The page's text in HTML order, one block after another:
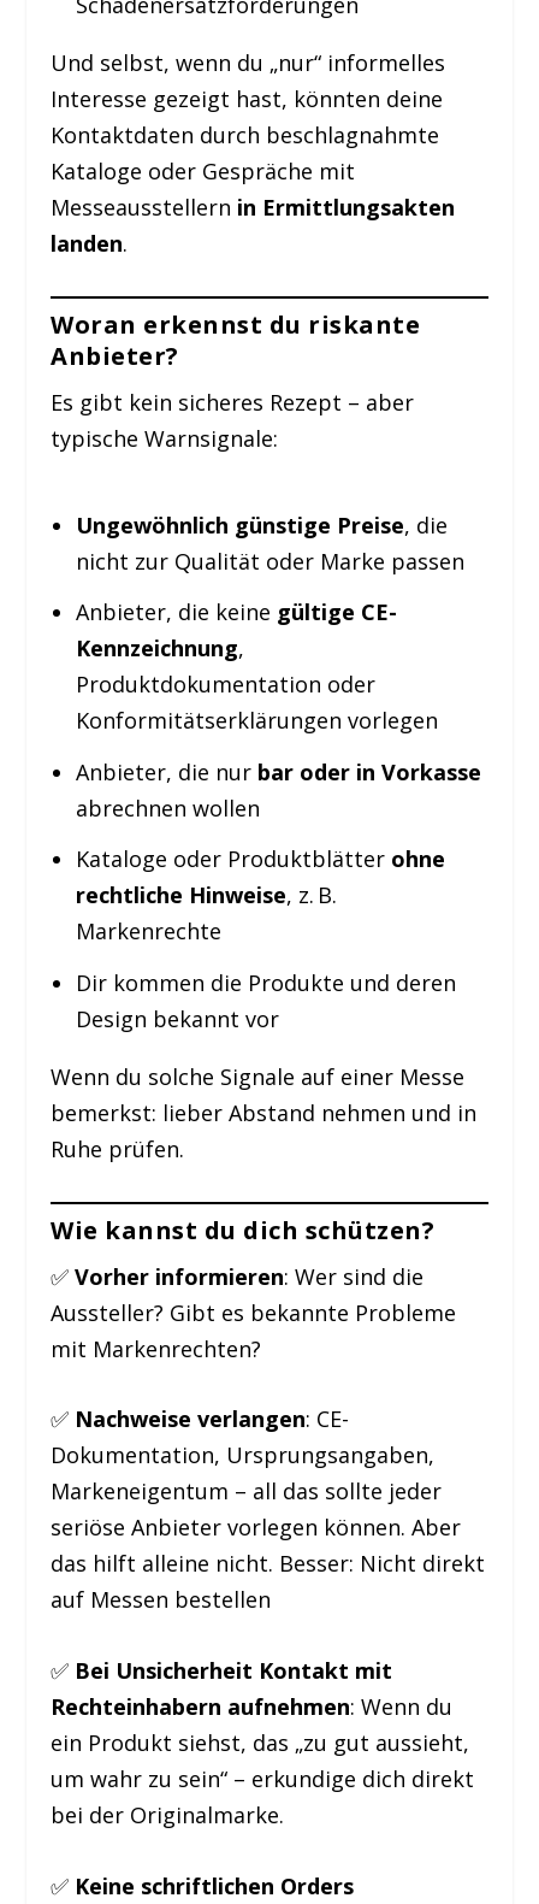
Und selbst, wenn du „nur“ informelles
Interesse gezeigt hast, könnten deine
Kontaktdaten durch beschlagnahmte
Kataloge oder Gespräche mit
Messeausstellern in Ermittlungsakten
landen.
Woran erkennst du riskante
Anbieter?
Es gibt kein sicheres Rezept – aber
typische Warnsignale:
Ungewöhnlich günstige Preise, die
nicht zur Qualität oder Marke passen
Anbieter, die keine gültige CE-
Kennzeichnung,
Produktdokumentation oder
Konformitätserklärungen vorlegen
Anbieter, die nur bar oder in Vorkasse
abrechnen wollen
Kataloge oder Produktblätter ohne
rechtliche Hinweise, z. B.
Markenrechte
Dir kommen die Produkte und deren
Design bekannt vor
Wenn du solche Signale auf einer Messe
bemerkst: lieber Abstand nehmen und in
Ruhe prüfen.
Wie kannst du dich schützen?
✅Vorher informieren: Wer sind die
Aussteller? Gibt es bekannte Probleme
mit Markenrechten?
✅ Nachweise verlangen: CE-
Dokumentation, Ursprungsangaben,
Markeneigentum – all das sollte jeder
seriöse Anbieter vorlegen können. Aber
das hilft alleine nicht. Besser: Nicht direkt
auf Messen bestellen
✅ Bei Unsicherheit Kontakt mit
Rechteinhabern aufnehmen: Wenn du
ein Produkt siehst, das „zu gut aussieht,
um wahr zu sein“ – erkundige dich direkt
bei der Originalmarke.
✅ Keine schriftlichen Orders